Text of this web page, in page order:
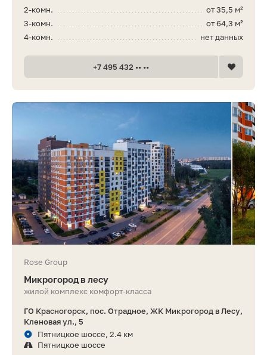
от 35,5 м²
2-комн.
от 64,3 м²
3-комн.
нет данных
4-комн.
+7 495 432 •• ••
Rose Group
Микрогород в лесу
жилой комплекс комфорт-класса
ГО Красногорск, пос. Отрадное, ЖК Микрогород в Лесу,
Кленовая ул., 5
Пятницкое шоссе, 2.4 км
Пятницкое шоссе